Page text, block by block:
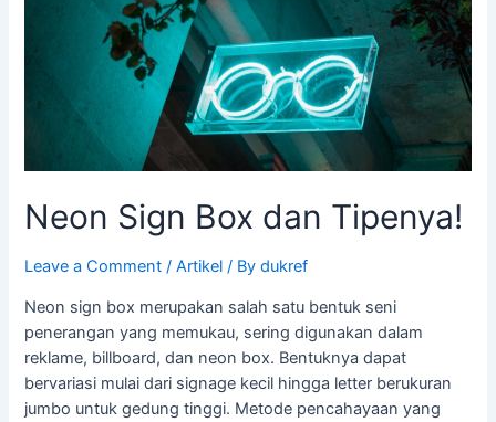
Neon Sign Box dan Tipenya!
Leave a Comment /Artikel / Bydukref
Neon sign box merupakan salah satu bentuk seni
penerangan yang memukau, sering digunakan dalam
reklame, billboard, dan neon box. Bentuknya dapat
bervariasi mulai dari signage kecil hingga letter berukuran
jumbo untuk gedung tinggi. Metode pencahayaan yang